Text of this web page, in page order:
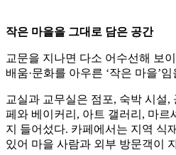
작은 마을을 그대로 담은 공간
교문을 지나면 다소 어수선해 보
배움·문화를 아우른 ‘작은 마을’
교실과 교무실은 점포, 숙박 시설
페와 베이커리, 아트 갤러리, 마르
지 들어섰다. 카페에서는 지역 식
있어 마을 사람과 외부 방문객이